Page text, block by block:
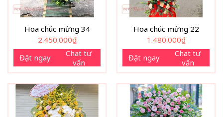
Hoa chúc mừng 34
2.450.000₫
Đặt ngay
Chat tư
vấn
Hoa chúc mừng 22
1.480.000₫
Đặt ngay
Chat tư
vấn